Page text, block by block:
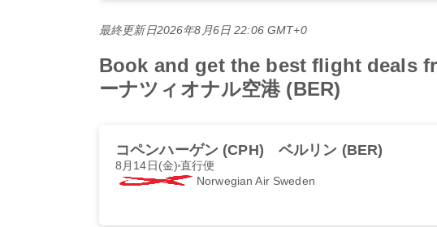
最終更新日2026年8月6日 22:06 GMT+0
Book and get the best flight deals
ーナツィオナル空港 (BER)
コペンハーゲン (CPH) ベルリン (BER)
8月14日(金)直行便
Norwegian Air Sweden